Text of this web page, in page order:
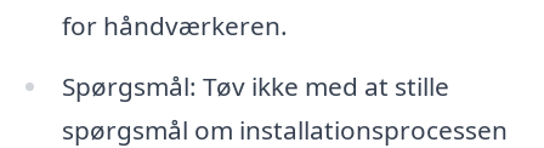
for håndværkeren.
Spørgsmål: Tøv ikke med at stille
spørgsmål om installationsprocessen